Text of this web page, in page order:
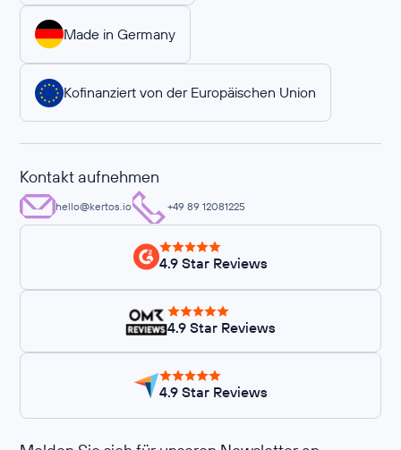
Made in Germany
Kofinanziert von der Europäischen Union
Kontakt aufnehmen
hello@kertos.io +49 89 12081225
4.9 Star Reviews
4.9 Star Reviews
4.9 Star Reviews